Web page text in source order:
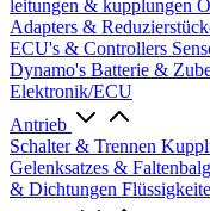
leitungen & kupplungen
Adapters &
ECU's & Controllers
Dynamo's Batterie &
Elektronik/ECU
Antrieb
Schalter & Trennen
Gelenksatzes &
& Dichtungen